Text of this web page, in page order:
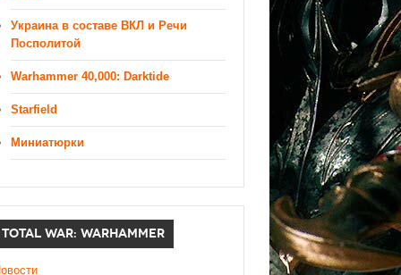
Украина в составе ВКЛ и Речи
Посполитой
Warhammer 40,000: Darktide
Starfield
Миниатюрки
TOTAL WAR: WARHAMMER